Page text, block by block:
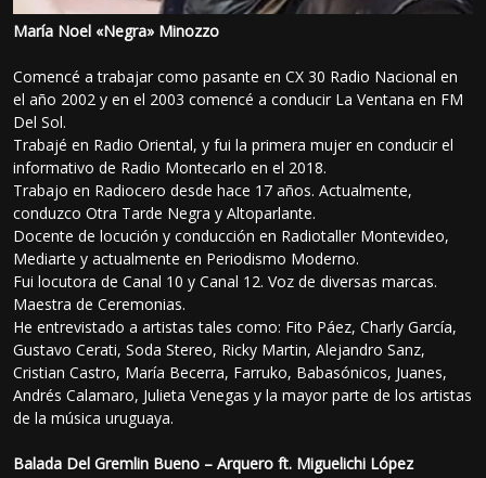
María Noel «Negra» Minozzo
Comencé a trabajar como pasante en CX 30 Radio Nacional en
el año 2002 y en el 2003 comencé a conducir La Ventana en FM
Del Sol.
Trabajé en Radio Oriental, y fui la primera mujer en conducir el
informativo de Radio Montecarlo en el 2018.
Trabajo en Radiocero desde hace 17 años. Actualmente,
conduzco Otra Tarde Negra y Altoparlante.
Docente de locución y conducción en Radiotaller Montevideo,
Mediarte y actualmente en Periodismo Moderno.
Fui locutora de Canal 10 y Canal 12. Voz de diversas marcas.
Maestra de Ceremonias.
He entrevistado a artistas tales como: Fito Páez, Charly García,
Gustavo Cerati, Soda Stereo, Ricky Martin, Alejandro Sanz,
Cristian Castro, María Becerra, Farruko, Babasónicos, Juanes,
Andrés Calamaro, Julieta Venegas y la mayor parte de los artistas
de la música uruguaya.
Balada Del Gremlin Bueno – Arquero ft. Miguelichi López